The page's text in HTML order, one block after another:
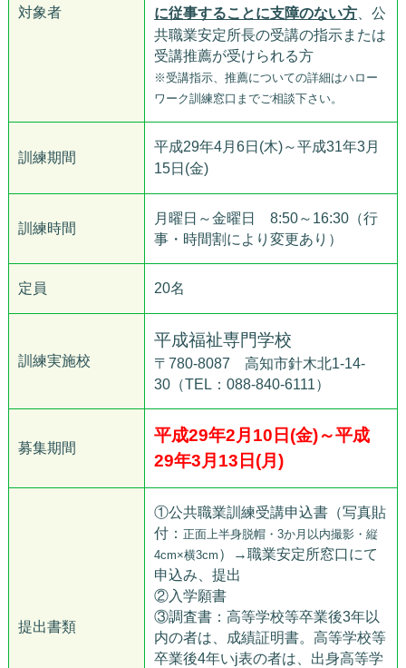
対象者
に従事することに支障のない方、公
共職業安定所長の受講の指示または
受講推薦が受けられる方
※受講指示、推薦についての詳細はハロー
ワーク訓練窓口までご相談下さい。
訓練期間
平成29年4月6日(木)～平成31年3月
15日(金)
訓練時間
月曜日～金曜日 8:50～16:30（行
事・時間割により変更あり）
定員 20名
訓練実施校
平成福祉専門学校
〒780-8087 高知市針木北1-14-
30（TEL：088-840-6111）
募集期間
平成29年2月10日(金)～平成
29年3月13日(月)
提出書類
①公共職業訓練受講申込書（写真貼
付： 正面上半身脱帽・3か月以内撮影・縦
4cm×横3cm ）→職業安定所窓口にて
申込み、提出
②入学願書
③調査書：高等学校等卒業後3年以
内の者は、成績証明書。高等学校等
卒業後4年いj表の者は、出身高等学